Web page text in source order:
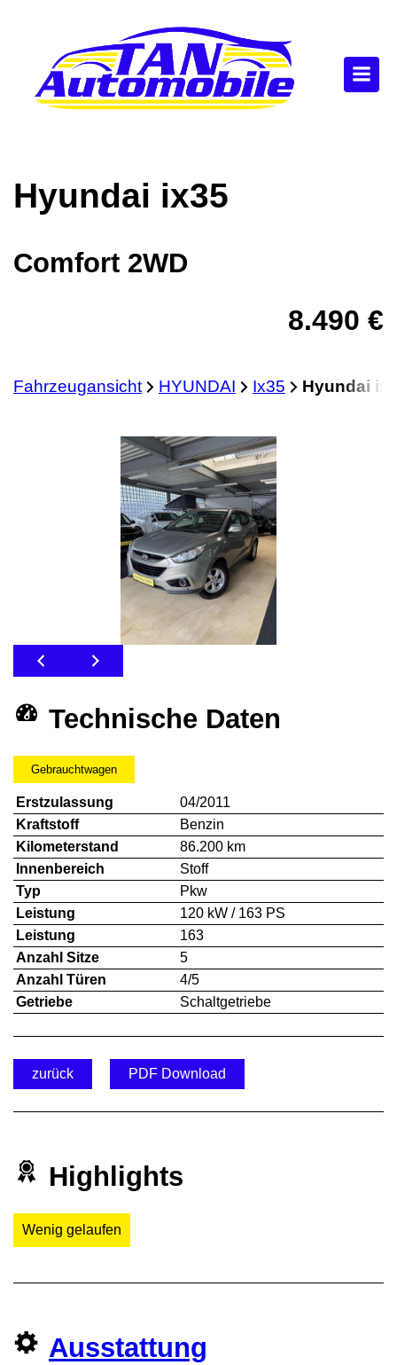
Hyundai ix35
Comfort 2WD
8.490 €
Fahrzeugansicht HYUNDAI Ix35 Hyundai
Technische Daten
Gebrauchtwagen
Erstzulassung
04/2011
Kraftstoff
Benzin
Kilometerstand
86.200 km
Innenbereich
Stoff
Typ
Pkw
Leistung
120 kW / 163 PS
Leistung
163
Anzahl Sitze
5
Anzahl Türen
4/5
Getriebe
Schaltgetriebe
zurück PDF Download
Highlights
Wenig gelaufen
Ausstattung